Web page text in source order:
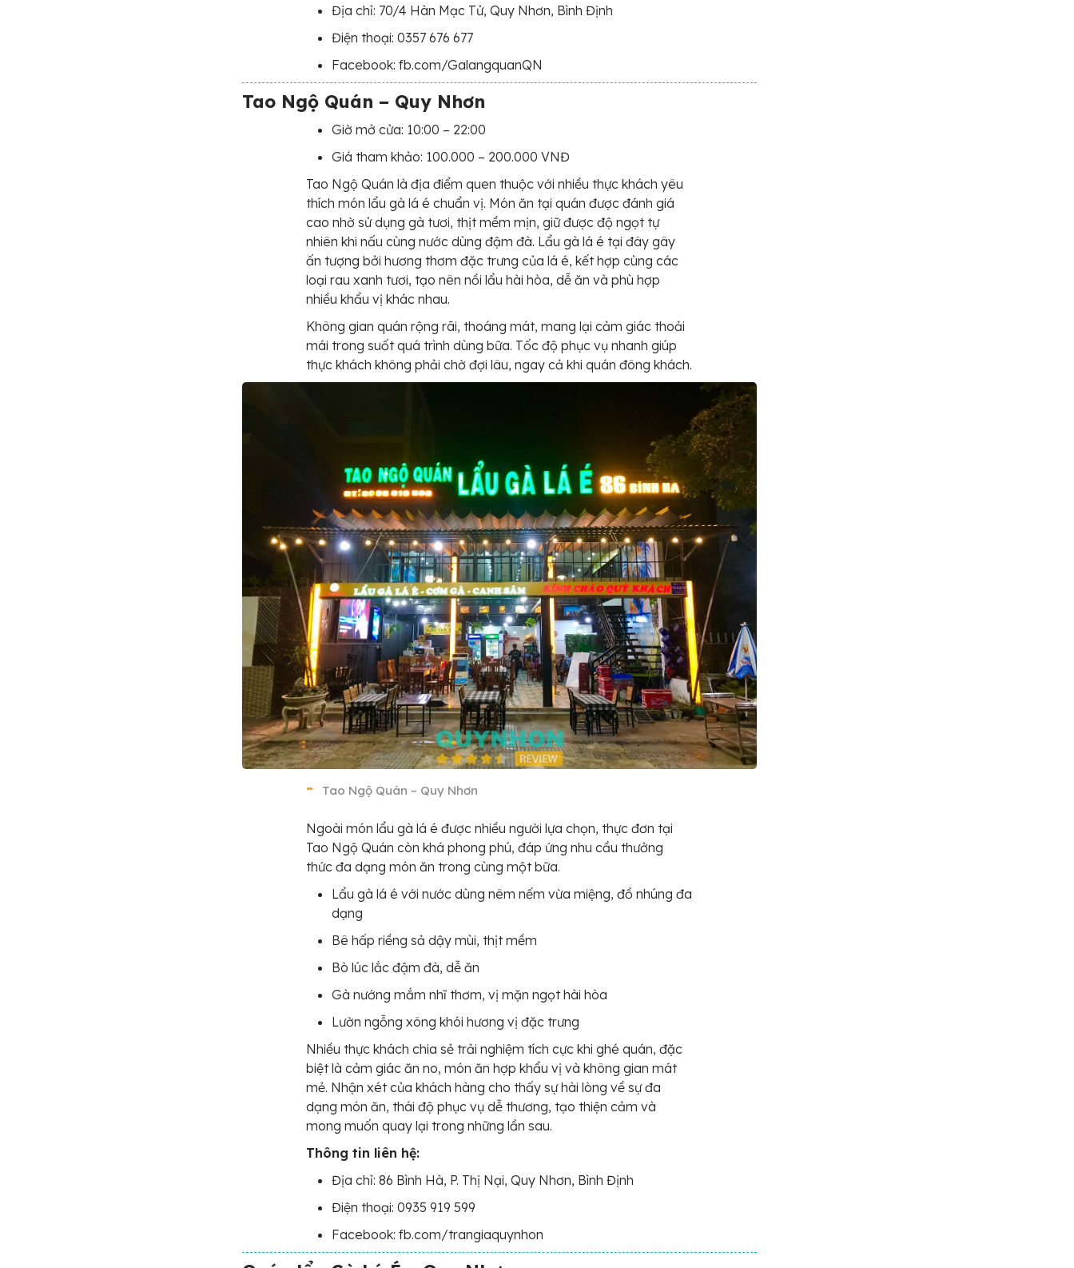
Địa chỉ: 70/4 Hàn Mạc Tử, Quy Nhơn, Bình Định
Điện thoại: 0357 676 677
Facebook: fb.com/GalangquanQN
Tao Ngộ Quán – Quy Nhơn
Giờ mở cửa: 10:00 – 22:00
Giá tham khảo: 100.000 – 200.000 VNĐ
Tao Ngộ Quán là địa điểm quen thuộc với nhiều thực khách yêu
thích món lẩu gà lá é chuẩn vị. Món ăn tại quán được đánh giá
cao nhờ sử dụng gà tươi, thịt mềm mịn, giữ được độ ngọt tự
nhiên khi nấu cùng nước dùng đậm đà. Lẩu gà lá é tại đây gây
ấn tượng bởi hương thơm đặc trưng của lá é, kết hợp cùng các
loại rau xanh tươi, tạo nên nồi lẩu hài hòa, dễ ăn và phù hợp
nhiều khẩu vị khác nhau.
Không gian quán rộng rãi, thoáng mát, mang lại cảm giác thoải
mái trong suốt quá trình dùng bữa. Tốc độ phục vụ nhanh giúp
thực khách không phải chờ đợi lâu, ngay cả khi quán đông khách.
Tao Ngộ Quán – Quy Nhơn
Ngoài món lẩu gà lá é được nhiều người lựa chọn, thực đơn tại
Tao Ngộ Quán còn khá phong phú, đáp ứng nhu cầu thưởng
thức đa dạng món ăn trong cùng một bữa.
Lẩu gà lá é với nước dùng nêm nếm vừa miệng, đồ nhúng đa
dạng
Bê hấp riềng sả dậy mùi, thịt mềm
Bò lúc lắc đậm đà, dễ ăn
Gà nướng mắm nhĩ thơm, vị mặn ngọt hài hòa
Lườn ngỗng xông khói hương vị đặc trưng
Nhiều thực khách chia sẻ trải nghiệm tích cực khi ghé quán, đặc
biệt là cảm giác ăn no, món ăn hợp khẩu vị và không gian mát
mẻ. Nhận xét của khách hàng cho thấy sự hài lòng về sự đa
dạng món ăn, thái độ phục vụ dễ thương, tạo thiện cảm và
mong muốn quay lại trong những lần sau.
Thông tin liên hệ:
Địa chỉ: 86 Bình Hà, P. Thị Nại, Quy Nhơn, Bình Định
Điện thoại: 0935 919 599
Facebook: fb.com/trangiaquynhon